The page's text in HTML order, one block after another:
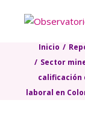
Inicio
Sector
calificación
laboral en